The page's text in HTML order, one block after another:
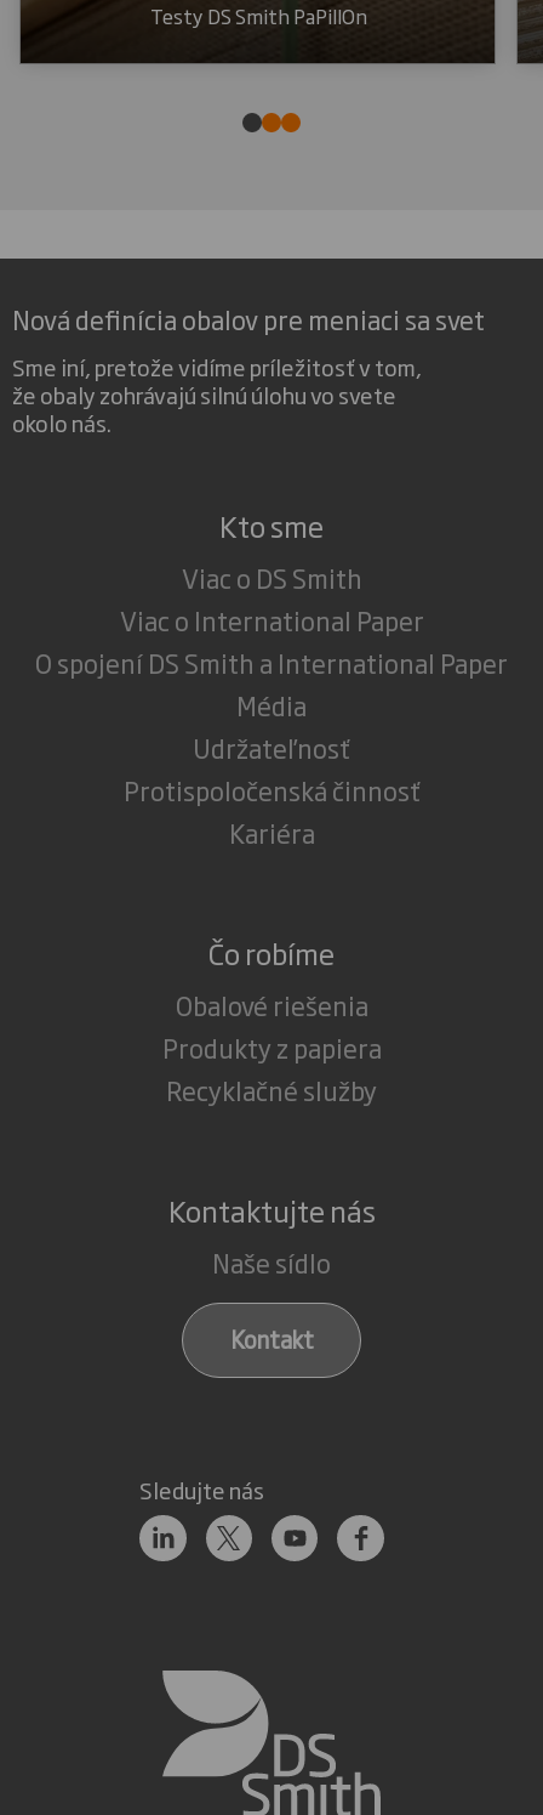
Testy DS Smith PaPillOn
Nová definícia obalov pre meniaci sa svet
Sme iní, pretože vidíme príležitosť v tom,
že obaly zohrávajú silnú úlohu vo svete
okolo nás.
Kto sme
Viac o DS Smith
Viac o International Paper
O spojení DS Smith a International Paper
Média
Udržateľnosť
Protispoločenská činnosť
Kariéra
Čo robíme
Obalové riešenia
Produkty z papiera
Recyklačné služby
Kontaktujte nás
Naše sídlo
Kontakt
Sledujte nás